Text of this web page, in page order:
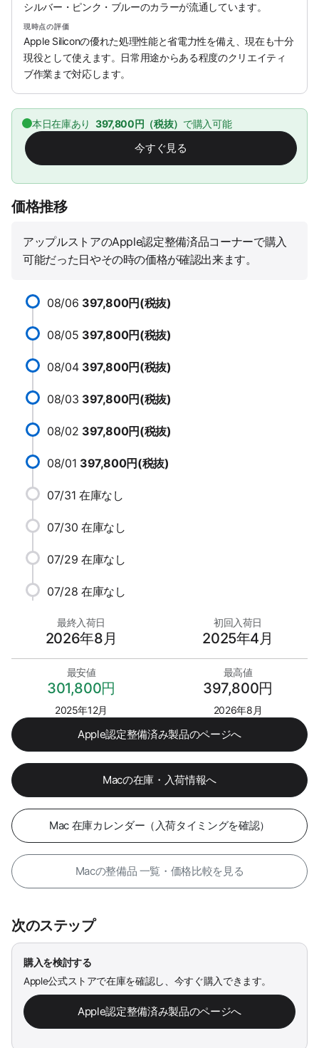
シルバー・ピンク・ブルーのカラーが流通しています。
現時点の評価
Apple Siliconの優れた処理性能と省電力性を備え、現在も十分
現役として使えます。日常用途からある程度のクリエイティ
ブ作業まで対応します。
本日在庫あり397,800円（税抜） で購入可能
今すぐ見る
価格推移
アップルストアのApple認定整備済品コーナーで購入
可能だった日やその時の価格が確認出来ます。
08/06 397,800円(税抜)
08/05 397,800円(税抜)
08/04 397,800円(税抜)
08/03 397,800円(税抜)
08/02 397,800円(税抜)
08/01 397,800円(税抜)
07/31 在庫なし
07/30 在庫なし
07/29 在庫なし
07/28 在庫なし
最終入荷日
2026年8月
初回入荷日
2025年4月
最安値
301,800円
2025年12月
最高値
397,800円
2026年8月
Apple認定整備済み製品のページへ
Macの在庫・入荷情報へ
Mac 在庫カレンダー（入荷タイミングを確認）
Macの整備品 一覧・価格比較を見る
次のステップ
購入を検討する
Apple公式ストアで在庫を確認し、今すぐ購入できます。
Apple認定整備済み製品のページへ